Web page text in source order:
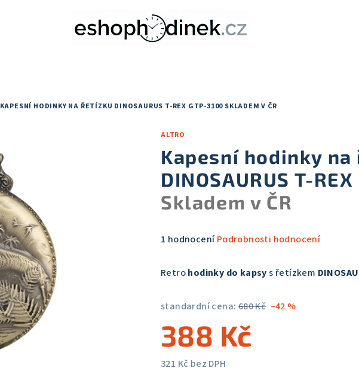
KAPESNÍ HODINKY NA ŘETÍZKU DINOSAURUS T-REX GTP-3100 SKLADEM V ČR
ALTRO
Kapesní hodinky
DINOSAURUS T-
Skladem v ČR
Průměrné
produktu
z
5
hvězdiček.
1 hodnocení Podrobnosti hodnocení
Retrohodinky do kapsys řetízkem
standardní cena: 680 Kč –42 %
388 Kč
321 Kč bez DPH